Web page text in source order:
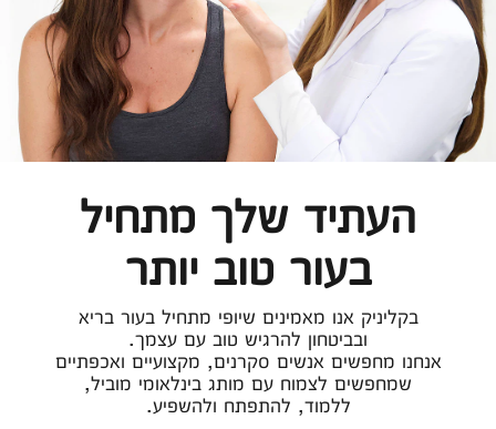
העתיד שלך מתחיל
בעור טוב יותר
בקליניק אנו מאמינים שיופי מתחיל בעור בריא
ובביטחון להרגיש טוב עם עצמך.
אנחנו מחפשים אנשים סקרנים, מקצועיים ואכפתיים
שמחפשים לצמוח עם מותג בינלאומי מוביל,
ללמוד, להתפתח ולהשפיע.